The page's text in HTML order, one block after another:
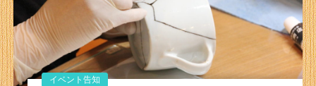
イベント告知